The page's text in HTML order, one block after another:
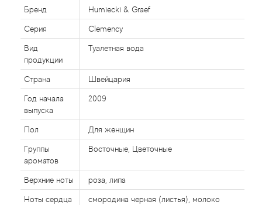
Бренд Humiecki & Graef
Серия Clemency
Вид
продукции
Туалетная вода
Страна Швейцария
Год начала
выпуска
2009
Пол Для женщин
Группы
ароматов
Восточные, Цветочные
Верхние ноты роза, липа
Ноты сердца смородина черная (листья), молоко
Aerin Lauder
Affinessence
Afnan
Agatha Ruiz de la Prada
Agent Provocateur
Agonist
Aigner